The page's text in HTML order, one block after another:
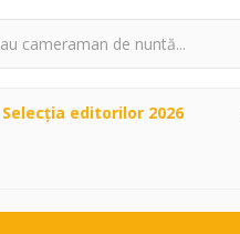
Selecţia editorilor 2026